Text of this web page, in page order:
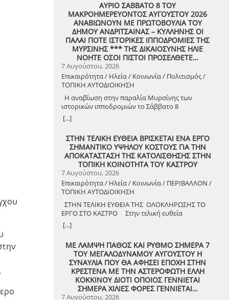
ΑΥΡΙΟ ΣΑΒΒΑΤΟ 8 ΤΟΥ
ΜΑΚΡΟΗΜΕΡΕΥΟΝΤΟΣ ΑΥΓΟΥΣΤΟΥ 2026
ΑΝΑΒΙΩΝΟΥΝ ΜΕ ΠΡΩΤΟΒΟΥΛΙΑ ΤΟΥ
ΔΗΜΟΥ ΑΝΔΡΙΤΣΑΙΝΑΣ – ΚΥΛΛΗΝΗΣ ΟΙ
ΠΑΛΑΙ ΠΟΤΕ ΙΣΤΟΡΙΚΕΣ ΙΠΠΟΔΡΟΜΙΕΣ ΤΗΣ
ΜΥΡΣΙΝΗΣ *** ΤΗΣ ΔΙΚΑΙΟΣΥΝΗΣ ΗΛΙΕ
ΝΟΗΤΕ ΟΣΟΙ ΠΙΣΤΟΙ ΠΡΟΣΕΛΘΕΤΕ…
7 Αυγούστου, 2026
Επικαιρότητα / Ηλεία / Κοινωνία / Πολιτισμός /
ΤΟΠΙΚΗ ΑΥΤΟΔΙΟΙΚΗΣΗ
Η αναβίωση στην παραλία Μυρσίνης των
ιστορικών ιπποδρομιών το Σάββατο 8
Αυγούστου 2026
[...]
ΣΤΗΝ ΤΕΛΙΚΗ ΕΥΘΕΙΑ ΒΡΙΣΚΕΤΑΙ ΕΝΑ ΕΡΓΟ
ΣΗΜΑΝΤΙΚΟ ΥΨΗΛΟΥ ΚΟΣΤΟΥΣ ΓΙΑ ΤΗΝ
ΑΠΟΚΑΤΑΣΤΑΣΗ ΤΗΣ ΚΑΤΟΛΙΣΘΗΣΗΣ ΣΤΗΝ
ΤΟΠΙΚΗ ΚΟΙΝΟΤΗΤΑ ΤΟΥ ΚΑΣΤΡΟΥ
7 Αυγούστου, 2026
Επικαιρότητα / Ηλεία / Κοινωνία / ΠΕΡΙΒΑΛΛΟΝ /
ΤΟΠΙΚΗ ΑΥΤΟΔΙΟΙΚΗΣΗ
ΣΤΗΝ ΤΕΛΙΚΗ ΕΥΘΕΙΑ ΤΗΣ ΟΛΟΚΛΗΡΩΣΗΣ ΤΟ
ΕΡΓΟ ΣΤΟ ΚΑΣΤΡΟ Στην τελική ευθεία
ολοκλήρωσης βρίσκεται το κρίσιμο έργο
αποκατάστασης της κατολίσθησης στην Τ.Κ.
ευρώ. Έπειτα από αυτοψία που πραγματοποίησε
ο Δήμαρχος Ανδραβίδας-Κυλλήνης, Γιάννης
Λέντζας, μαζί με κλιμάκιο της Τεχνικής Υπηρεσίας
και εκπροσώπους της δημοτικής αρχής,
διαπιστώθηκε πως οι παρεμβάσεις προχωρούν
άμεσα και αυστηρά εντός των
[...]
ΜΕ ΛΑΜΨΗ ΠΑΘΟΣ ΚΑΙ ΡΥΘΜΟ ΣΗΜΕΡΑ 7
ΤΟΥ ΜΕΓΑΛΟΔΥΝΑΜΟΥ ΑΥΓΟΥΣΤΟΥ Η
ΣΥΝΑΥΛΙΑ ΠΟΥ ΘΑ ΑΦΗΣΕΙ ΕΠΟΧΗ ΣΤΗΝ
ΚΡΕΣΤΕΝΑ ΜΕ ΤΗΝ ΑΣΤΕΡΟΦΩΤΗ ΕΛΛΗ
ΚΟΚΚΙΝΟΥ ΔΙΟΤΙ ΟΠΟΙΟΣ ΓΕΝΝΙΕΤΑΙ
ΣΗΜΕΡΑ ΧΙΛΙΕΣ ΦΟΡΕΣ ΓΕΝΝΙΕΤΑΙ…
7 Αυγούστου, 2026